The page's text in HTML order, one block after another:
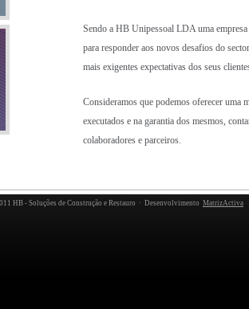
Sendo a HB Unipessoal LDA uma empresa
para responder aos novos desafios do
mais exigentes expectativas dos seus
Consideramos que podemos oferecer uma
executados e na garantia dos mesmos,
colaboradores e parceiros.
HB - Soluções de Construção e Restauro · Desenvolvimento MatrizActiva